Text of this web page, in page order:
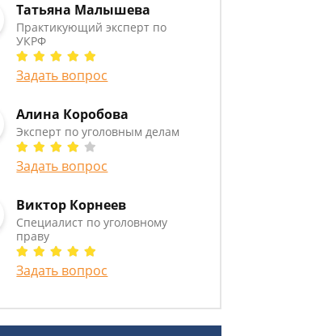
Татьяна Малышева
Практикующий эксперт по
УКРФ
Задать вопрос
Алина Коробова
Эксперт по уголовным делам
Задать вопрос
Виктор Корнеев
Cпециалист по уголовному
праву
Задать вопрос